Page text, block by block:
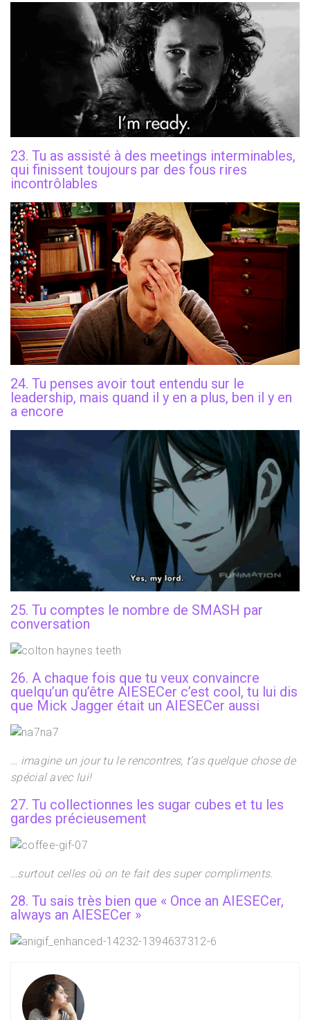
23. Tu as assisté à des meetings interminables,
qui finissent toujours par des fous rires
incontrôlables
24. Tu penses avoir tout entendu sur le
leadership, mais quand il y en a plus, ben il y en
a encore
25. Tu comptes le nombre de SMASH par
conversation
26. A chaque fois que tu veux convaincre
quelqu’un qu’être AIESECer c’est cool, tu lui dis
que Mick Jagger était un AIESECer aussi
… imagine un jour tu le rencontres, t’as quelque chose de
spécial avec lui!
27. Tu collectionnes les sugar cubes et tu les
gardes précieusement
…surtout celles où on te fait des super compliments.
28. Tu sais très bien que « Once an AIESECer,
always an AIESECer »